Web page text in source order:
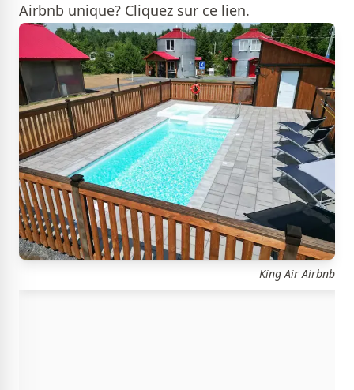
Airbnb unique? Cliquez sur ce lien.
King Air Airbnb